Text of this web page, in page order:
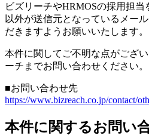
ビズリーチやHRMOSの採用担
以外が送信元となっているメー
だきますようお願いいたします。
本件に関してご不明な点がござ
ーチまでお問い合わせください。
■お問い合わせ先
https://www.bizreach.co.jp/contact/
本件に関するお問い